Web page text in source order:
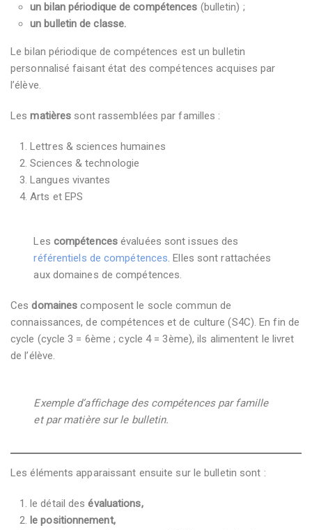
un bilan périodique de compétences (bulletin) ;
un bulletin de classe.
Le bilan périodique de compétences est un bulletin
personnalisé faisant état des compétences acquises par
l’élève.
Lesmatières sont rassemblées par familles :
Lettres & sciences humaines
Sciences & technologie
Langues vivantes
Arts et EPS
Les compétencesévaluées sont issues des
référentiels de compétences.Elles sont rattachées
aux domaines de compétences.
Cesdomainescomposent le socle commun de
connaissances, de compétences et de culture (S4C). En fin de
cycle (cycle 3 = 6ème ; cycle 4 = 3ème), ils alimentent le livret
de l’élève.
Exemple d’affichage des compétences par famille
et par matière sur le bulletin.
Les éléments apparaissant ensuite sur le bulletin sont :
le détail desévaluations,
le positionnement,